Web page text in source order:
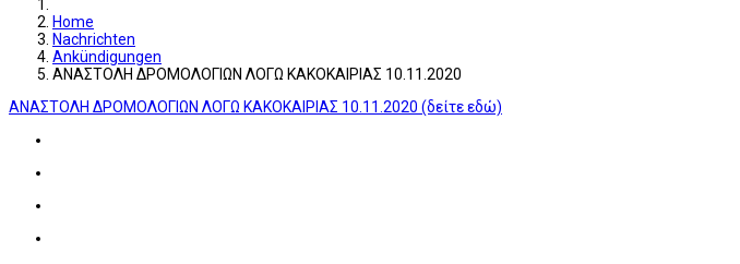
Home
Nachrichten
Ankündigungen
ΑΝΑΣΤΟΛΗ ΔΡΟΜΟΛΟΓΙΩΝ ΛΟΓΩ ΚΑΚΟΚΑΙΡΙΑΣ 10.11.2020
ΑΝΑΣΤΟΛΗ ΔΡΟΜΟΛΟΓΙΩΝ ΛΟΓΩ ΚΑΚΟΚΑΙΡΙΑΣ 10.11.2020 (δείτε εδώ)